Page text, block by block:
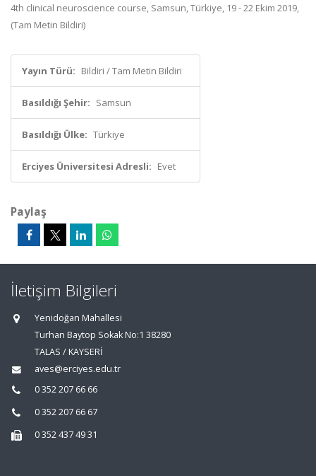
4th clinical neuroscience course, Samsun, Türkiye, 19 - 22 Ekim 2019,
(Tam Metin Bildiri)
Yayın Türü: Bildiri / Tam Metin Bildiri
Basıldığı Şehir: Samsun
Basıldığı Ülke: Türkiye
Erciyes Üniversitesi Adresli: Evet
Paylaş
İletişim Bilgileri
Yenidoğan Mahallesi
Turhan Baytop Sokak No:1 38280
TALAS / KAYSERİ
aves@erciyes.edu.tr
0 352 207 66 66
0 352 207 66 67
0 352 437 49 31